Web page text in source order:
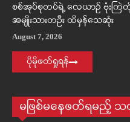
စစ်အုပ်စုတပ်ရဲ့ လေယာဉ် ဗုံးကြဲ
အမျိုးသားတဦး ထိမှန်သေဆုံး
August 7, 2026
ပိုမိုဖတ်ရှုရန်
မဖြစ်မနေဖတ်ရမည့် သတ